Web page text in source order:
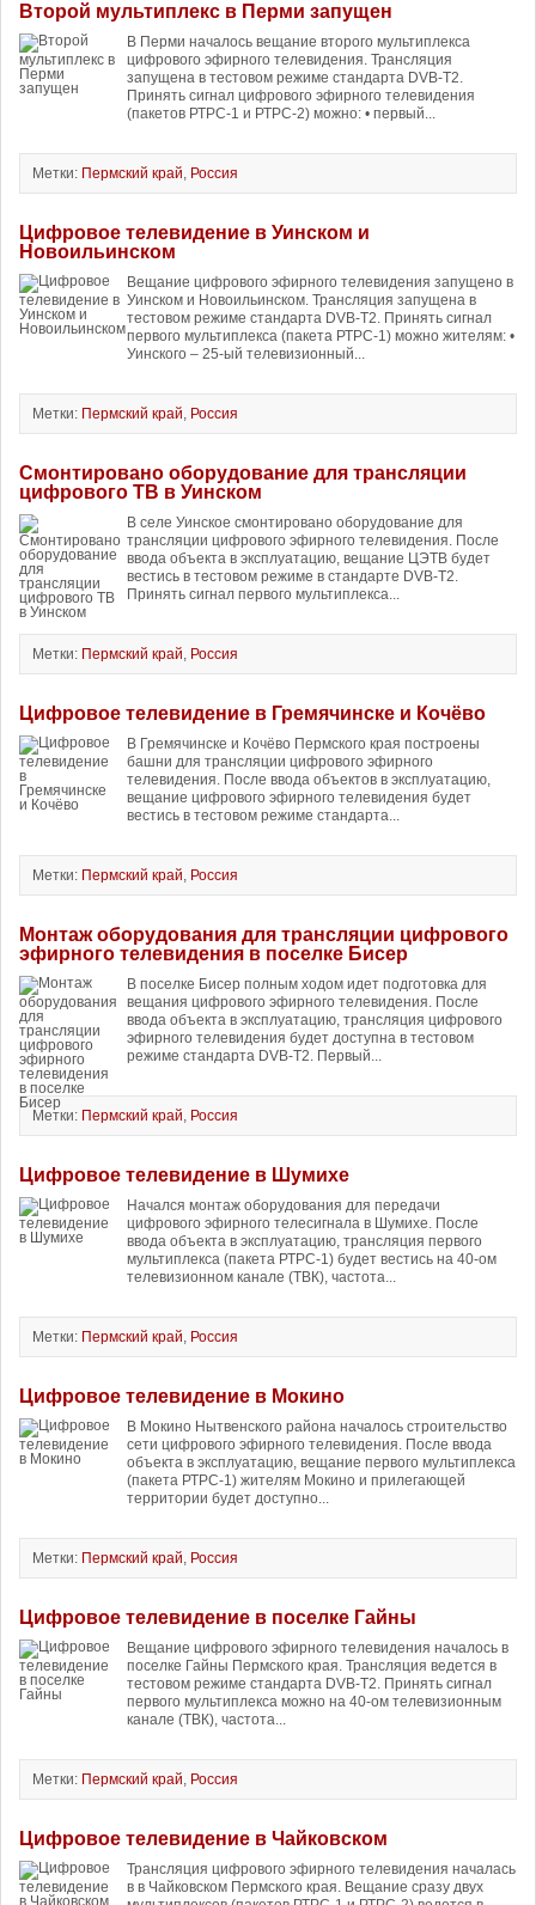
Второй мультиплекс в Перми запущен
В Перми началось вещание второго мультиплекса
цифрового эфирного телевидения. Трансляция
запущена в тестовом режиме стандарта DVB-T2.
Принять сигнал цифрового эфирного телевидения
(пакетов РТРС-1 и РТРС-2) можно: • первый...
Метки: Пермский край, Россия
Цифровое телевидение в Уинском и
Новоильинском
Вещание цифрового эфирного телевидения запущено в
Уинском и Новоильинском. Трансляция запущена в
тестовом режиме стандарта DVB-T2. Принять сигнал
первого мультиплекса (пакета РТРС-1) можно жителям: •
Уинского – 25-ый телевизионный...
Метки: Пермский край, Россия
Смонтировано оборудование для трансляции
цифрового ТВ в Уинском
В селе Уинское смонтировано оборудование для
трансляции цифрового эфирного телевидения. После
ввода объекта в эксплуатацию, вещание ЦЭТВ будет
вестись в тестовом режиме в стандарте DVB-T2.
Принять сигнал первого мультиплекса...
Метки: Пермский край, Россия
Цифровое телевидение в Гремячинске и Кочёво
В Гремячинске и Кочёво Пермского края построены
башни для трансляции цифрового эфирного
телевидения. После ввода объектов в эксплуатацию,
вещание цифрового эфирного телевидения будет
вестись в тестовом режиме стандарта...
Метки: Пермский край, Россия
Монтаж оборудования для трансляции цифрового
эфирного телевидения в поселке Бисер
В поселке Бисер полным ходом идет подготовка для
вещания цифрового эфирного телевидения. После
ввода объекта в эксплуатацию, трансляция цифрового
эфирного телевидения будет доступна в тестовом
режиме стандарта DVB-T2. Первый...
Метки: Пермский край, Россия
Цифровое телевидение в Шумихе
Начался монтаж оборудования для передачи
цифрового эфирного телесигнала в Шумихе. После
ввода объекта в эксплуатацию, трансляция первого
мультиплекса (пакета РТРС-1) будет вестись на 40-ом
телевизионном канале (ТВК), частота...
Метки: Пермский край, Россия
Цифровое телевидение в Мокино
В Мокино Нытвенского района началось строительство
сети цифрового эфирного телевидения. После ввода
объекта в эксплуатацию, вещание первого мультиплекса
(пакета РТРС-1) жителям Мокино и прилегающей
территории будет доступно...
Метки: Пермский край, Россия
Цифровое телевидение в поселке Гайны
Вещание цифрового эфирного телевидения началось в
поселке Гайны Пермского края. Трансляция ведется в
тестовом режиме стандарта DVB-T2. Принять сигнал
первого мультиплекса можно на 40-ом телевизионным
канале (ТВК), частота...
Метки: Пермский край, Россия
Цифровое телевидение в Чайковском
Трансляция цифрового эфирного телевидения началась
в в Чайковском Пермского края. Вещание сразу двух